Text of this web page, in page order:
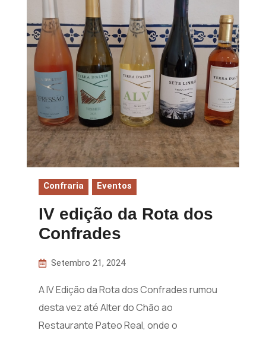
Confraria Eventos
IV edição da Rota dos
Confrades
Setembro 21, 2024
A IV Edição da Rota dos Confrades rumou
desta vez até Alter do Chão ao
Restaurante Pateo Real, onde o